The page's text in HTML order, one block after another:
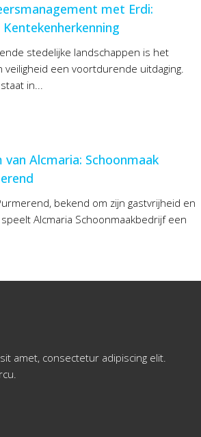
met Erdi:
stedelijke landschappen is het
een voortdurende uitdaging.
in...
Alcmaria: Schoonmaak
bekend om zijn gastvrijheid en
Alcmaria Schoonmaakbedrijf een
amet, consectetur adipiscing elit.